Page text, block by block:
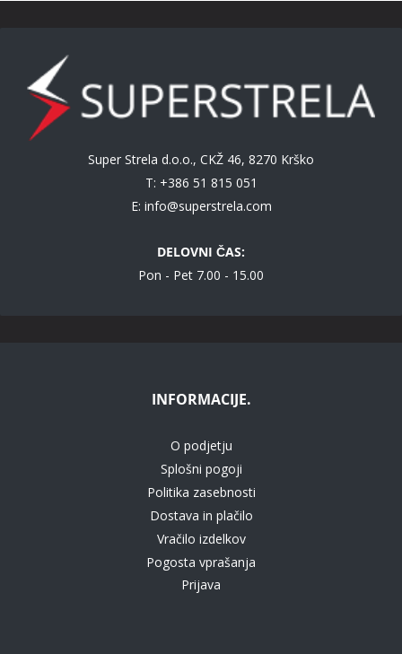
Super Strela d.o.o., CKŽ 46, 8270 Krško
T: +386 51 815 051
E: info@superstrela.com
DELOVNI ČAS:
Pon - Pet 7.00 - 15.00
INFORMACIJE.
O podjetju
Splošni pogoji
Politika zasebnosti
Dostava in plačilo
Vračilo izdelkov
Pogosta vprašanja
Prijava